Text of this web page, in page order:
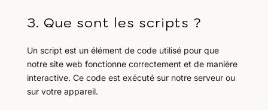
3. Que sont les scripts ?
Un script est un élément de code utilisé pour que
notre site web fonctionne correctement et de manière
interactive. Ce code est exécuté sur notre serveur ou
sur votre appareil.